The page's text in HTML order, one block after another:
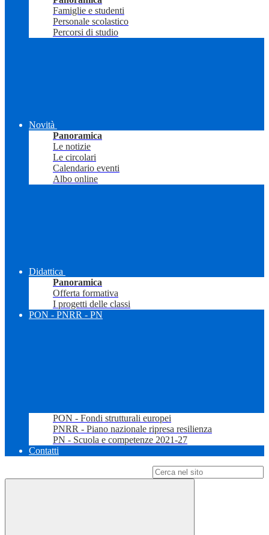
Famiglie e studenti
Personale scolastico
Percorsi di studio
Novità
Panoramica
Le notizie
Le circolari
Calendario eventi
Albo online
Didattica
Panoramica
Offerta formativa
I progetti delle classi
PON - PNRR - PN
PON - Fondi strutturali europei
PNRR - Piano nazionale ripresa resilienza
PN - Scuola e competenze 2021-27
Contatti